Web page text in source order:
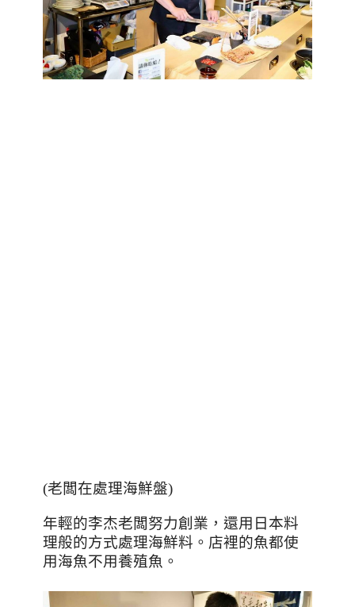
(老闆在處理海鮮盤)
年輕的李杰老闆努力創業，還用日本料
理般的方式處理海鮮料。店裡的魚都使
用海魚不用養殖魚。